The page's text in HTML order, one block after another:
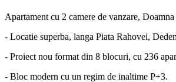
Apartament cu 2 camere de vanzare,
- Locatie superba, langa Piata Rahovei,
- Proiect nou format din 8 blocuri, cu 236
- Bloc modern cu un regim de inaltime P+3.